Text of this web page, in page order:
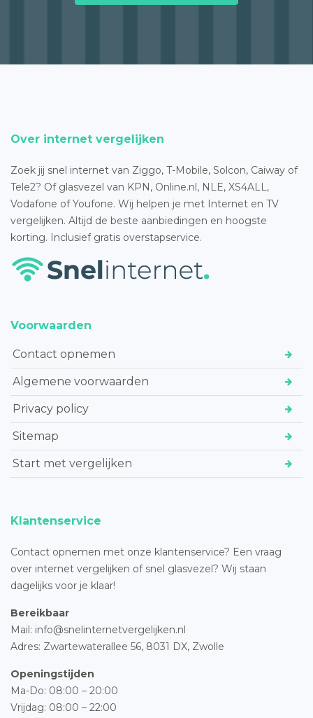
Over internet vergelijken
Zoek jij snel internet van Ziggo, T-Mobile, Solcon, Caiway of
Tele2? Of glasvezel van KPN, Online.nl, NLE, XS4ALL,
Vodafone of Youfone. Wij helpen je met Internet en TV
vergelijken. Altijd de beste aanbiedingen en hoogste
korting. Inclusief gratis overstapservice.
Voorwaarden
Contact opnemen
Algemene voorwaarden
Privacy policy
Sitemap
Start met vergelijken
Klantenservice
Contact opnemen met onze klantenservice? Een vraag
over internet vergelijken of snel glasvezel? Wij staan
dagelijks voor je klaar!
Bereikbaar
Mail: info@snelinternetvergelijken.nl
Adres: Zwartewaterallee 56, 8031 DX, Zwolle
Openingstijden
Ma-Do: 08:00 – 20:00
Vrijdag: 08:00 – 22:00